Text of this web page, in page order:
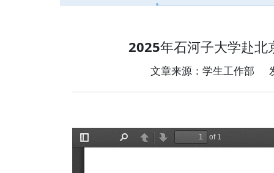
2025年石河子大学赴北
文章来源：学生工作部